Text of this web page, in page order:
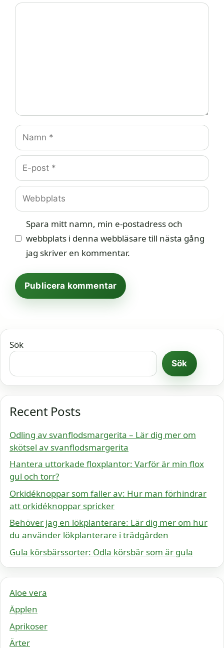
Kommentar
Namn
E-
post
Webbplats
Spara mitt namn, min e-postadress och
webbplats i denna webbläsare till nästa gång
jag skriver en kommentar.
Sök
Sök
Recent Posts
Odling av svanflodsmargerita – Lär dig mer om
skötsel av svanflodsmargerita
Hantera uttorkade floxplantor: Varför är min flox
gul och torr?
Orkidéknoppar som faller av: Hur man förhindrar
att orkidéknoppar spricker
Behöver jag en lökplanterare: Lär dig mer om hur
du använder lökplanterare i trädgården
Gula körsbärssorter: Odla körsbär som är gula
Aloe vera
Äpplen
Aprikoser
Ärter